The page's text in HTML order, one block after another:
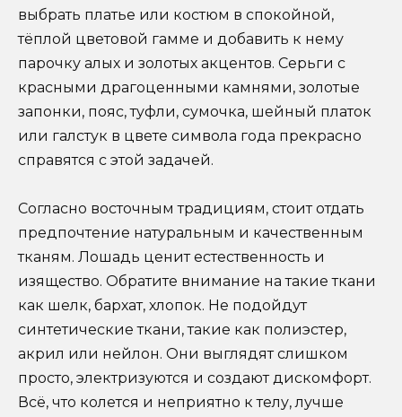
выбрать платье или костюм в спокойной,
тёплой цветовой гамме и добавить к нему
парочку алых и золотых акцентов. Серьги с
красными драгоценными камнями, золотые
запонки, пояс, туфли, сумочка, шейный платок
или галстук в цвете символа года прекрасно
справятся с этой задачей.
Согласно восточным традициям, стоит отдать
предпочтение натуральным и качественным
тканям. Лошадь ценит естественность и
изящество. Обратите внимание на такие ткани
как шелк, бархат, хлопок. Не подойдут
синтетические ткани, такие как полиэстер,
акрил или нейлон. Они выглядят слишком
просто, электризуются и создают дискомфорт.
Всё, что колется и неприятно к телу, лучше